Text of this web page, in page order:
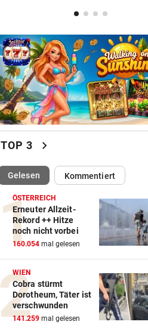
Fehlstart komplett! Nächste
für St. Pölten
TOP 3 chevron_right
Gelesen(ausgewählt)Kommentiert
ÖSTERREICH
Erneuter Allzeit-
Rekord ++ Hitze
noch nicht vorbei
160.054 mal gelesen
WIEN
Cobra stürmt
Dorotheum, Täter ist
verschwunden
141.259 mal gelesen
Action-Cam Vergleich
ZUM VERGLEICH
Crosstrainer Vergleich
ZUM VERGLEICH